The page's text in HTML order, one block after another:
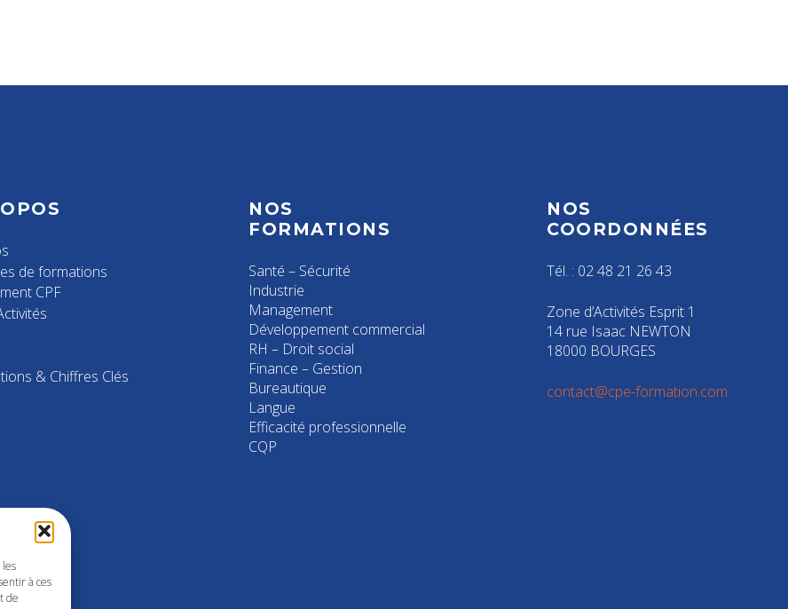
à ces
de
de formations
CPF
& Chiffres Clés
NOS
FORMATIONS
Santé – Sécurité
Industrie
Management
Développement commercial
RH – Droit social
Finance – Gestion
Bureautique
Langue
Efficacité professionnelle
CQP
NOS
COORDONNÉES
Tél. : 02 48 21 26 43
Zone d’Activités Esprit 1
14 rue Isaac NEWTON
18000 BOURGES
contact@cpe-formation.com